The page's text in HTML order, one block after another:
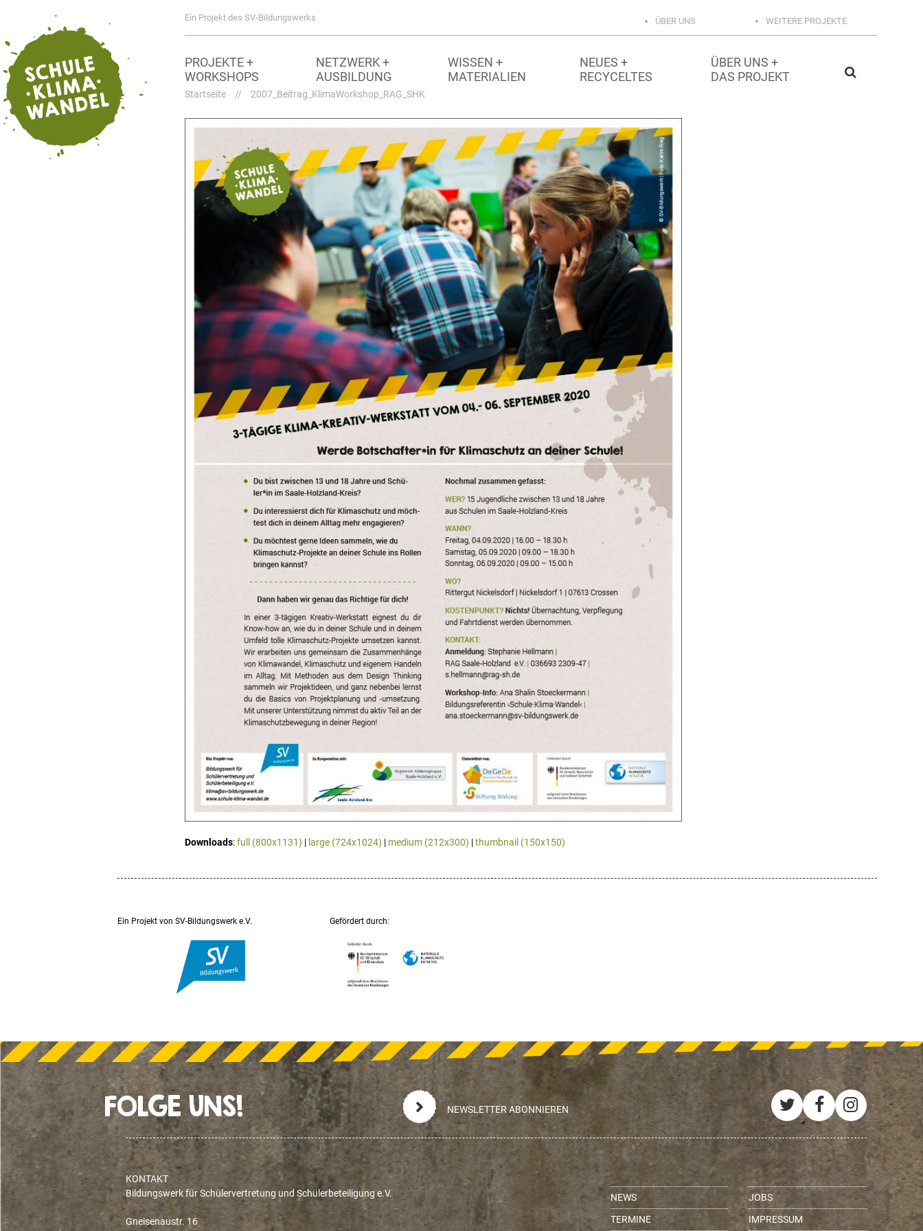
Ein Projekt des SV-Bildungswerks WEITERE PROJEKTE
ÜBER UNS
PROJEKTE +
WORKSHOPS
NETZWERK +
AUSBILDUNG
WISSEN +
MATERIALIEN
NEUES +
RECYCELTES
ÜBER UNS +
DAS PROJEKT
Startseite // 2007_Beitrag_KlimaWorkshop_RAG_SHK
Downloads:full (800x1131) | large (724x1024) | medium (212x300) |thumbnail (150x150)
Ein Projekt von SV-Bildungswerk e.V. Gefördert durch:
FOLGE UNS! NEWSLETTER ABONNIEREN TwitterFacebook
KONTAKT
Bildungswerk für Schülervertretung und Schülerbeteiligung e.V.
Gneisenaustr. 16
NEWS
TERMINE
JOBS
IMPRESSUM